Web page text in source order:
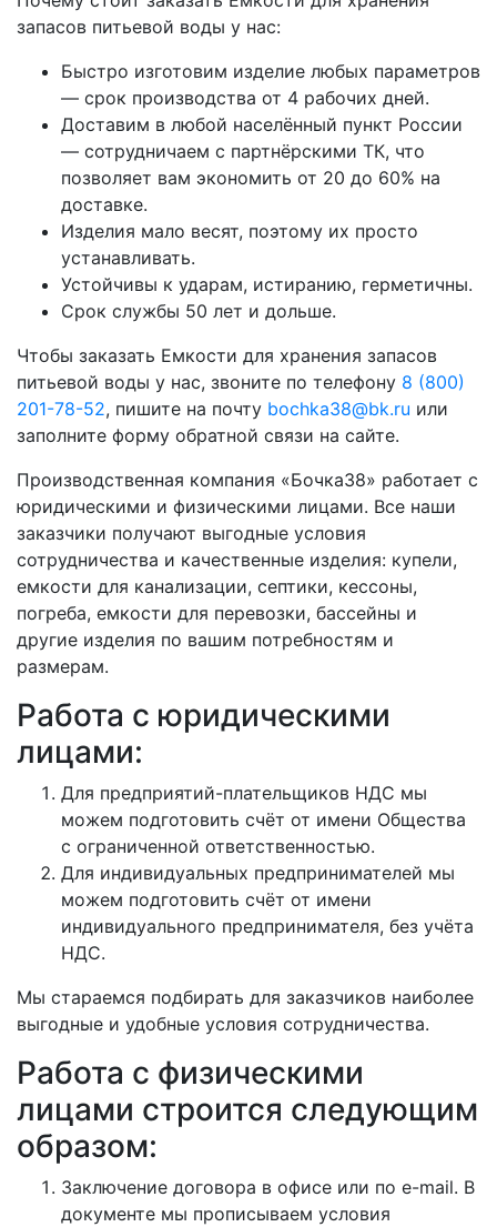
запасов питьевой воды у нас:
Быстро изготовим изделие любых параметров
— срок производства от 4 рабочих дней.
Доставим в любой населённый пункт России
— сотрудничаем с партнёрскими ТК, что
позволяет вам экономить от 20 до 60% на
доставке.
Изделия мало весят, поэтому их просто
устанавливать.
Устойчивы к ударам, истиранию, герметичны.
Срок службы 50 лет и дольше.
Чтобы заказать Емкости для хранения запасов
питьевой воды у нас, звоните по телефону 8 (800)
201-78-52, пишите на почту bochka38@bk.ru или
заполните форму обратной связи на сайте.
Производственная компания «Бочка38» работает с
юридическими и физическими лицами. Все наши
заказчики получают выгодные условия
сотрудничества и качественные изделия: купели,
емкости для канализации, септики, кессоны,
погреба, емкости для перевозки, бассейны и
другие изделия по вашим потребностям и
размерам.
Работа с юридическими
лицами:
Для предприятий-плательщиков НДС мы
можем подготовить счёт от имени Общества
с ограниченной ответственностью.
Для индивидуальных предпринимателей мы
можем подготовить счёт от имени
индивидуального предпринимателя, без учёта
НДС.
Мы стараемся подбирать для заказчиков наиболее
выгодные и удобные условия сотрудничества.
Работа с физическими
лицами строится следующим
образом:
Заключение договора в офисе или по e-mail. В
документе мы прописываем условия